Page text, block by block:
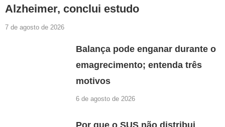
Alzheimer, conclui estudo
7 de agosto de 2026
Balança pode enganar durante o
emagrecimento; entenda três
motivos
6 de agosto de 2026
Por que o SUS não distribui